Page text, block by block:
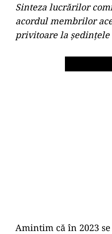
Sinteza lucrărilor
acordul membrilor
privitoare la ședințele
Amintim că în 2023